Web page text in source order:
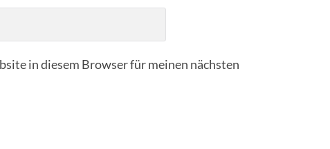
in diesem Browser für meinen nächsten